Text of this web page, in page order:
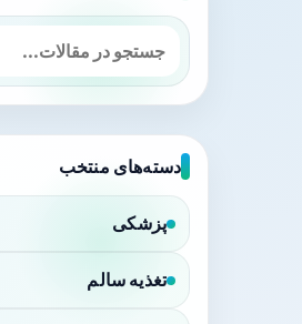
دسته‌های منتخب
پزشکی
تغذیه سالم